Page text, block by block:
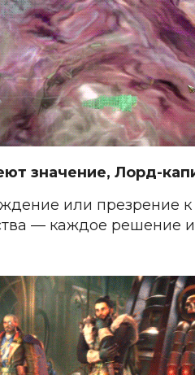
значение, Лорд-
или презрение
— каждое решение и